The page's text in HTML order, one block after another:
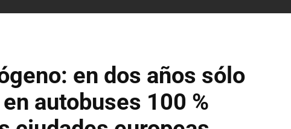
en dos años sólo
autobuses 100 %